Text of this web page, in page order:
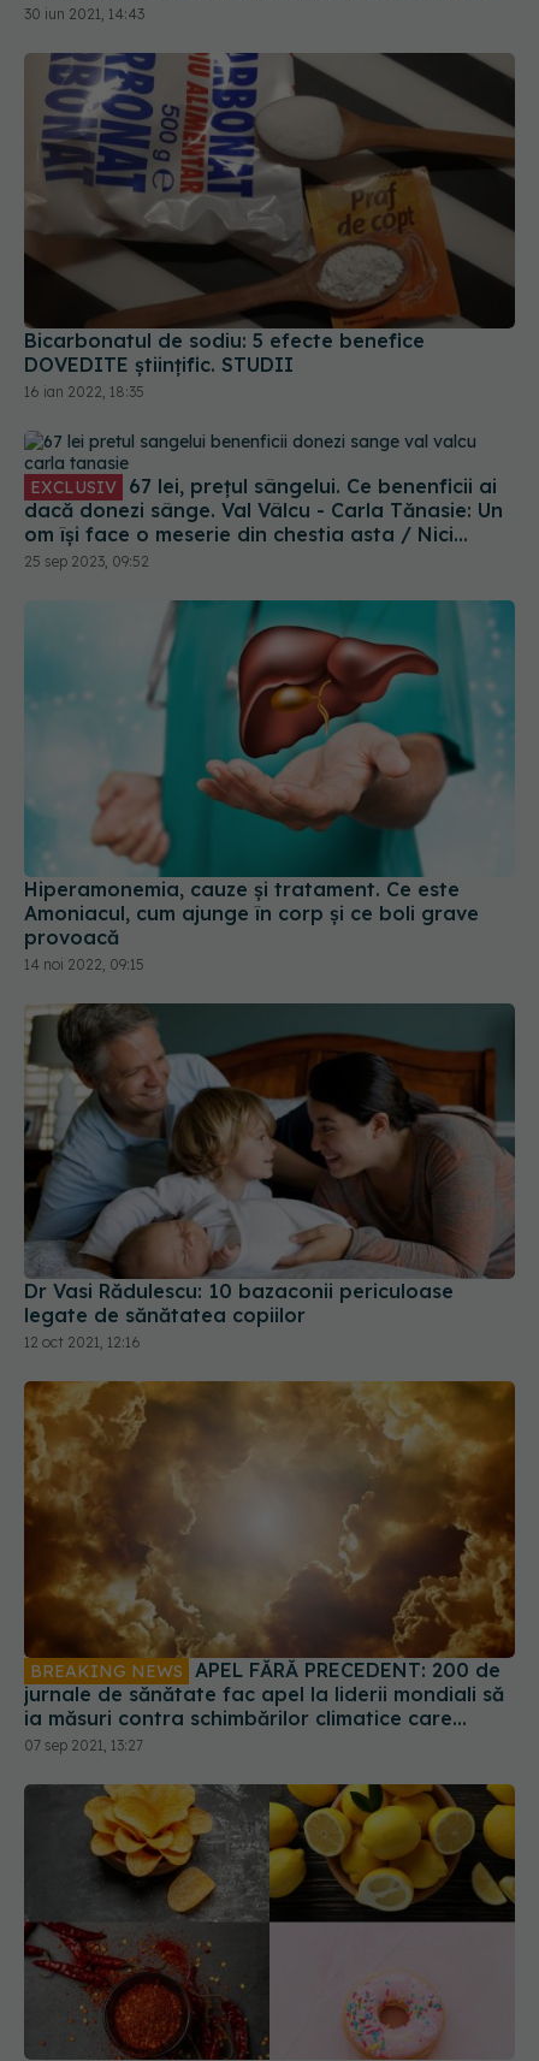
30 iun 2021, 14:43
Bicarbonatul de sodiu: 5 efecte benefice
DOVEDITE științific. STUDII
16 ian 2022, 18:35
EXCLUSIV
dacă donezi sânge. Val Vâlcu - Carla Tănasie: Un
om își face o meserie din chestia asta / Nici
pentru 67 lei lumea nu donează! Nu trebuie să
25 sep 2023, 09:52
Hiperamonemia, cauze și tratament. Ce este
Amoniacul, cum ajunge în corp și ce boli grave
provoacă
14 noi 2022, 09:15
Dr Vasi Rădulescu: 10 bazaconii periculoase
legate de sănătatea copiilor
12 oct 2021, 12:16
BREAKING NEWS
jurnale de sănătate fac apel la liderii mondiali să
ia măsuri contra schimbărilor climatice care
produc „daunele catastrofale asupra sănătății”
07 sep 2021, 13:27